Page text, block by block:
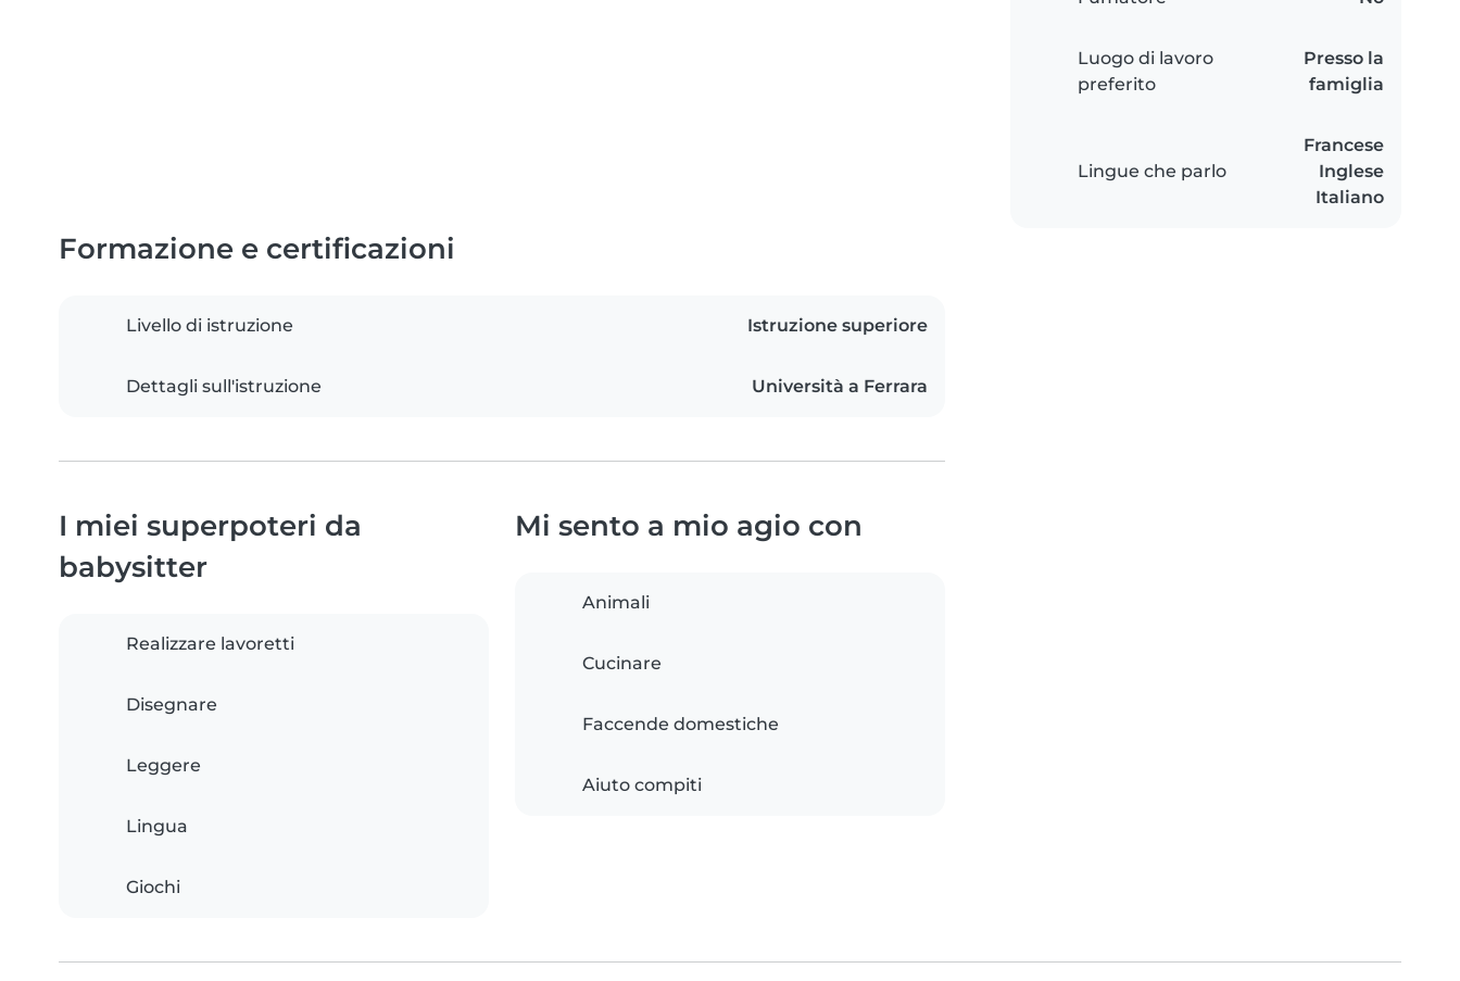
Luogo di lavoro
preferito
Presso la
famiglia
Lingue che parlo
Francese
Inglese
Italiano
Formazione e certificazioni
Livello di istruzione Istruzione superiore
Dettagli sull'istruzione Università a Ferrara
I miei superpoteri da
babysitter
Realizzare lavoretti
Disegnare
Leggere
Lingua
Giochi
Mi sento a mio agio con
Animali
Cucinare
Faccende domestiche
Aiuto compiti